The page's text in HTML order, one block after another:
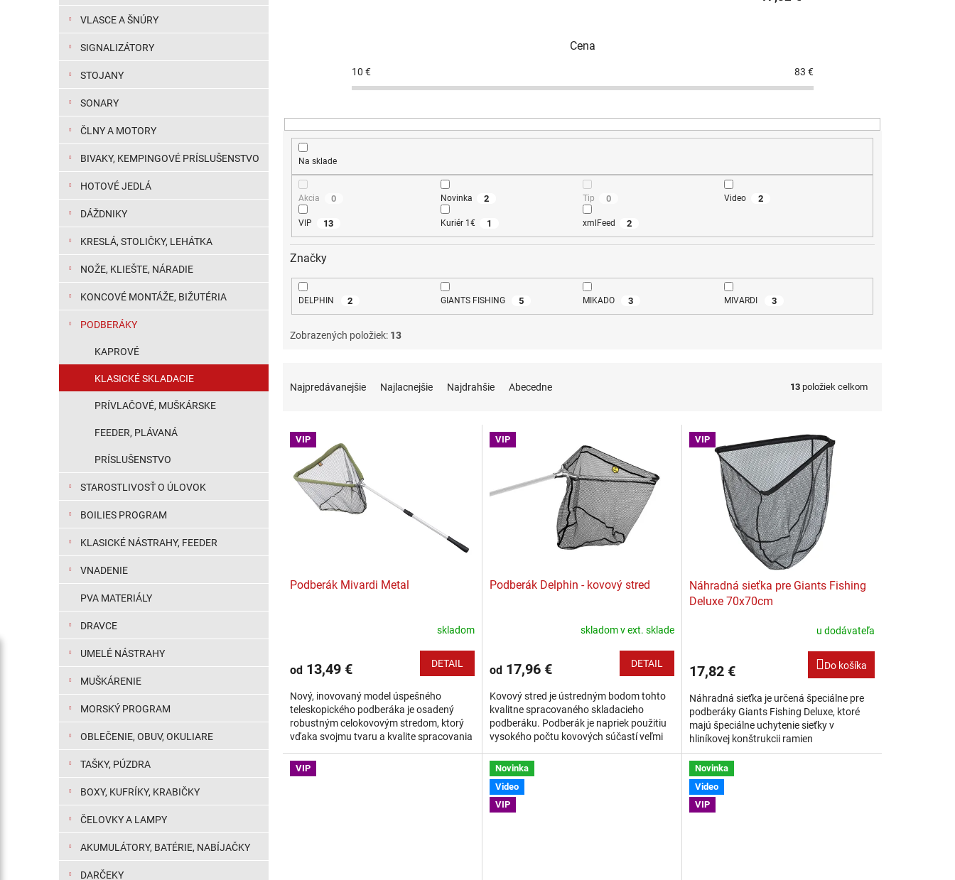
VLASCE A ŠNÚRY
SIGNALIZÁTORY
STOJANY
SONARY
ČLNY A MOTORY
BIVAKY, KEMPINGOVÉ PRÍSLUŠENSTVO
HOTOVÉ JEDLÁ
DÁŽDNIKY
KRESLÁ, STOLIČKY, LEHÁTKA
NOŽE, KLIEŠTE, NÁRADIE
KONCOVÉ MONTÁŽE, BIŽUTÉRIA
PODBERÁKY
KAPROVÉ
KLASICKÉ SKLADACIE
PRÍVLAČOVÉ, MUŠKÁRSKE
FEEDER, PLÁVANÁ
PRÍSLUŠENSTVO
STAROSTLIVOSŤ O ÚLOVOK
BOILIES PROGRAM
KLASICKÉ NÁSTRAHY, FEEDER
VNADENIE
PVA MATERIÁLY
DRAVCE
UMELÉ NÁSTRAHY
MUŠKÁRENIE
MORSKÝ PROGRAM
OBLEČENIE, OBUV, OKULIARE
TAŠKY, PÚZDRA
BOXY, KUFRÍKY, KRABIČKY
ČELOVKY A LAMPY
AKUMULÁTORY, BATÉRIE, NABÍJAČKY
DARČEKY
Cena
10 € 83 €
Na sklade
Akcia 0 Novinka 2 Tip 0 Video 2
VIP 13 Kuriér 1€ 1 xmlFeed 2
Značky
DELPHIN 2 GIANTS FISHING 5 MIKADO 3 MIVARDI 3
Zobrazených položiek: 13
Najpredávanejšie Najlacnejšie Najdrahšie Abecedne 13 položiek celkom
Výpis produktov
VIP
Podberák Mivardi Metal
skladom
od 13,49 € DETAIL
Nový, inovovaný model úspešného
teleskopického podberáka je osadený
robustným celokovovým stredom, ktorý
vďaka svojmu tvaru a kvalite spracovania
umožňuje rýchlejšie a bezpečnejšie
rozloženie a...
VIP
Podberák Delphin - kovový stred
skladom v ext. sklade
od17,96 € DETAIL
Kovový stred je ústredným bodom tohto
kvalitne spracovaného skladacieho
podberáku. Podberák je napriek použitiu
vysokého počtu kovových súčastí veľmi
ľahký a manipulácia s jeho detailne...
VIP
Náhradná sieťka pre Giants Fishing
Deluxe 70x70cm
u dodávateľa
17,82 € Do košíka
Náhradná sieťka je určená špeciálne pre
podberáky Giants Fishing Deluxe, ktoré
majú špeciálne uchytenie sieťky v
hliníkovej konštrukcii ramien
podberáku. Sieťka je vo vrchnej časti
osadená...
VIP
Novinka
Video
VIP
Novinka
Video
VIP